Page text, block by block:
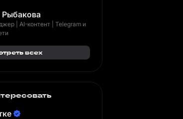
Рыбакова
| AI-контент | Telegram и
всех